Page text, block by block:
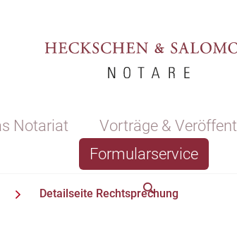
Notariat Vorträge &
Formularservice
Detailseite Rechtsprechung